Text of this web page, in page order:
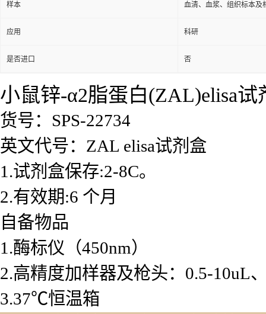
样本 血清、血浆、组织标本及
应用 科研
是否进口 否
小鼠锌-α2脂蛋白(ZAL)elisa试
货号：SPS-22734
英文代号：ZAL elisa试剂盒
1.试剂盒保存:2-8C。
2.有效期:6 个月
自备物品
1.酶标仪（450nm）
2.高精度加样器及枪头：0.5-10uL
3.37℃恒温箱